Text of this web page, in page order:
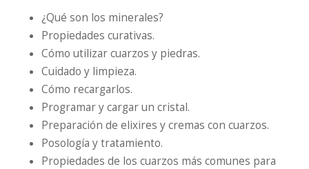
¿Qué son los minerales?
Propiedades curativas.
Cómo utilizar cuarzos y piedras.
Cuidado y limpieza.
Cómo recargarlos.
Programar y cargar un cristal.
Preparación de elixires y cremas con cuarzos.
Posología y tratamiento.
Propiedades de los cuarzos más comunes para